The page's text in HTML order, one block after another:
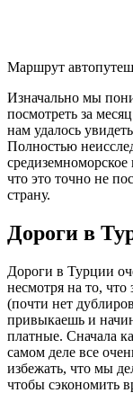
Маршрут
Изначально мы
посмотреть за
нам удалось
Полностью
что это точно не
страну.
Дороги в
Дороги в Турции
несмотря на то,
(почти нет
привыкаешь и
платные. Сначала
самом деле все
избежать, что мы
чтобы сэкономить